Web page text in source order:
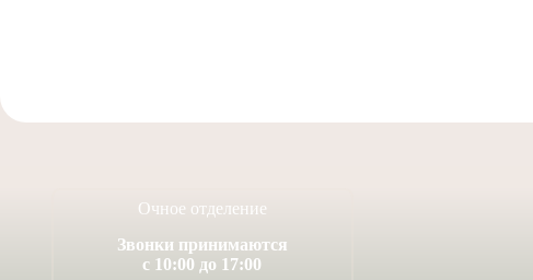
Очное отделение
Звонки принимаются
с 10:00 до 17:00